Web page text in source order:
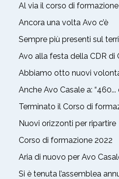
Al via il corso di
Ancora una volta Avo c’è
Sempre più presenti sul
Avo alla festa della CDR di
Abbiamo otto nuovi
Anche Avo Casale a: “460...
Terminato il Corso di
Nuovi orizzonti per ripartire
Corso di formazione 2022
Aria di nuovo per Avo
Si è tenuta l’assemblea